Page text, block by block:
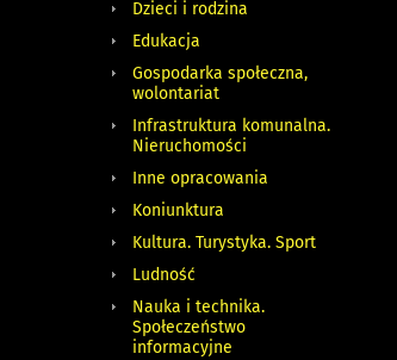
Dzieci i rodzina
Edukacja
Gospodarka społeczna,
wolontariat
Infrastruktura komunalna.
Nieruchomości
Inne opracowania
Koniunktura
Kultura. Turystyka. Sport
Ludność
Nauka i technika.
Społeczeństwo
informacyjne